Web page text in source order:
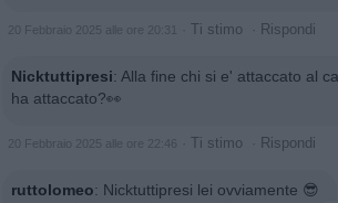
20 Febbraio 2025 alle ore 20:31 Ti stimo Rispondi
Nicktuttipresi: Alla fine chi si e' attaccato al
ha attaccato?👀
20 Febbraio 2025 alle ore 22:46 Ti stimo Rispondi
ruttolomeo: Nicktuttipresi lei ovviamente 😎